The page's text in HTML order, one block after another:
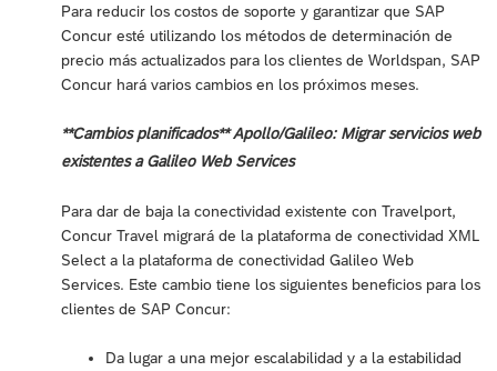
Para reducir los costos de soporte y garantizar que SAP
Concur esté utilizando los métodos de determinación de
precio más actualizados para los clientes de Worldspan, SAP
Concur hará varios cambios en los próximos meses.
**Cambios planificados** Apollo/Galileo: Migrar servicios web
existentes a Galileo Web Services
Para dar de baja la conectividad existente con Travelport,
Concur Travel migrará de la plataforma de conectividad XML
Select a la plataforma de conectividad Galileo Web
Services. Este cambio tiene los siguientes beneficios para los
clientes de SAP Concur:
Da lugar a una mejor escalabilidad y a la estabilidad